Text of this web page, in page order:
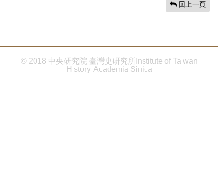
回上一頁
© 2018 中央研究院 臺灣史研究所Institute of Taiwan
History, Academia Sinica